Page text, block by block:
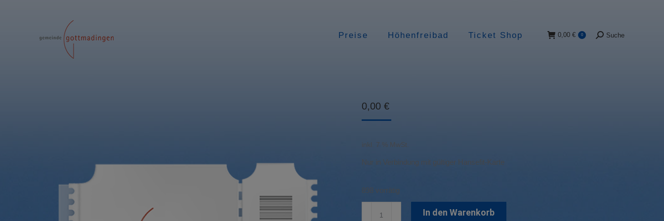
Preise Höhenfreibad Ticket Shop 0,00 € 0 Suche:
Suche
0,00 €
inkl. 7 % MwSt.
Nur in Verbindung mit gültiger Hansefit-Karte
898 vorrätig
In den Warenkorb